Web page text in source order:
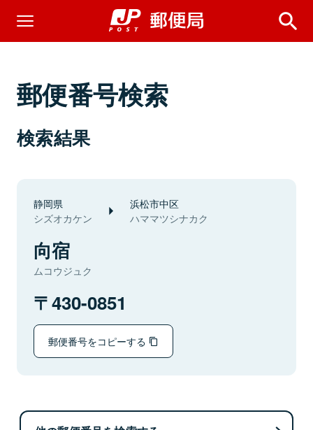
郵便番号検索
検索結果
静岡県
シズオカケン
浜松市中区
ハママツシナカク
向宿
ムコウジュク
430-0851
郵便番号をコピーする